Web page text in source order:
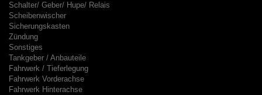
Schalter/ Geber/ Hupe/ Relais
Scheibenwischer
Sicherungskasten
Zündung
Sonstiges
Tankgeber / Anbauteile
Fahrwerk / Tieferlegung
Fahrwerk Vorderachse
Fahrwerk Hinterachse